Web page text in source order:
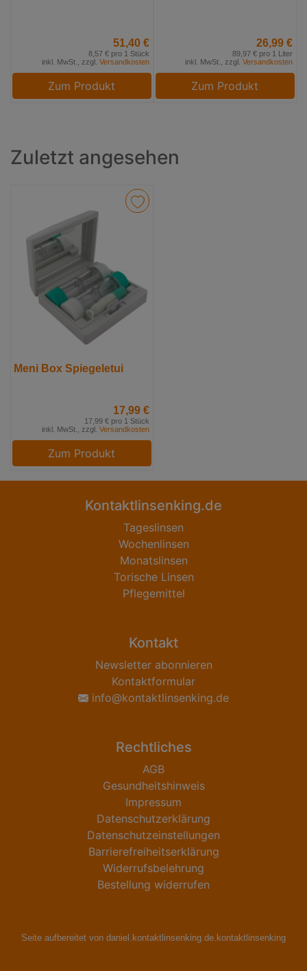
51,40 €
8,57 € pro 1 Stück
inkl. MwSt., zzgl. Versandkosten
Zum Produkt
26,99 €
89,97 € pro 1 Liter
inkl. MwSt., zzgl. Versandkosten
Zum Produkt
Zuletzt angesehen
Meni Box Spiegeletui
17,99 €
17,99 € pro 1 Stück
inkl. MwSt., zzgl. Versandkosten
Zum Produkt
Kontaktlinsenking.de
Tageslinsen
Wochenlinsen
Monatslinsen
Torische Linsen
Pflegemittel
Kontakt
Newsletter abonnieren
Kontaktformular
info@kontaktlinsenking.de
Rechtliches
AGB
Gesundheitshinweis
Impressum
Datenschutzerklärung
Datenschutzeinstellungen
Barrierefreiheitserklärung
Widerrufsbelehrung
Bestellung widerrufen
Seite aufbereitet von daniel.kontaktlinsenking.de.kontaktlinsenking